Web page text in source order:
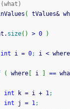
( tValues&
size( ) > 0
)
int i = 0; i <
( where i ==
int k = i + 1;
int j = 1;